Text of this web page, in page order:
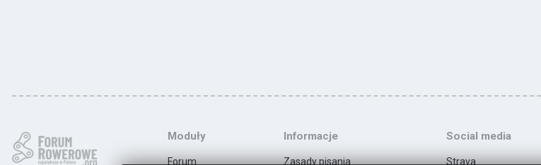
Moduły
Forum
Informacje
Zasady pisania
Social media
Strava